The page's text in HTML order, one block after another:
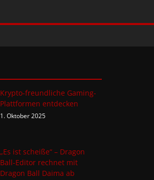
Krypto-freundliche Gaming-
Plattformen entdecken
1. Oktober 2025
„Es ist scheiße“ – Dragon
Ball-Editor rechnet mit
Dragon Ball Daima ab